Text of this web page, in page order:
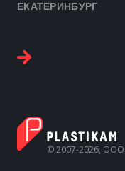
ЕКАТЕРИНБУРГ
© 2007-2026,